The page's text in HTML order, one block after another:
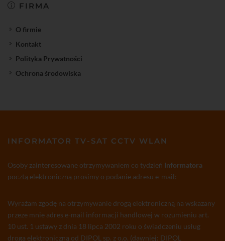
FIRMA
O firmie
Kontakt
Polityka Prywatności
Ochrona środowiska
INFORMATOR TV-SAT CCTV WLAN
Osoby zainteresowane otrzymywaniem co tydzień Informatora
pocztą elektroniczną prosimy o podanie adresu e-mail:
Wyrażam zgodę na otrzymywanie drogą elektroniczną na wskazany
przeze mnie adres e-mail informacji handlowej w rozumieniu art.
10 ust. 1 ustawy z dnia 18 lipca 2002 roku o świadczeniu usług
drogą elektroniczną od DIPOL sp. z o.o. (dawniej: DIPOL